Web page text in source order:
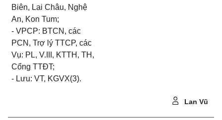
Biên, Lai Châu, Nghệ
An, Kon Tum;
- VPCP: BTCN, các
PCN, Trợ lý TTCP, các
Vụ: PL, V.III, KTTH, TH,
Cổng TTĐT;
- Lưu: VT, KGVX(3).
Lan Vũ